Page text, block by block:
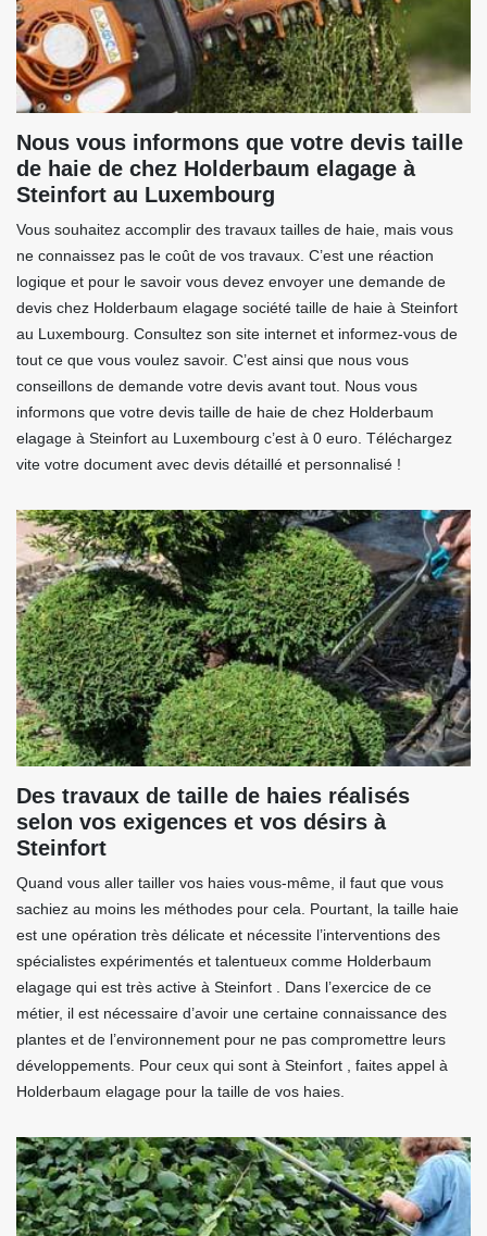
Nous vous informons que votre devis taille
de haie de chez Holderbaum elagage à
Steinfort au Luxembourg
Vous souhaitez accomplir des travaux tailles de haie, mais vous
ne connaissez pas le coût de vos travaux. C’est une réaction
logique et pour le savoir vous devez envoyer une demande de
devis chez Holderbaum elagage société taille de haie à Steinfort
au Luxembourg. Consultez son site internet et informez-vous de
tout ce que vous voulez savoir. C’est ainsi que nous vous
conseillons de demande votre devis avant tout. Nous vous
informons que votre devis taille de haie de chez Holderbaum
elagage à Steinfort au Luxembourg c’est à 0 euro. Téléchargez
vite votre document avec devis détaillé et personnalisé !
Des travaux de taille de haies réalisés
selon vos exigences et vos désirs à
Steinfort
Quand vous aller tailler vos haies vous-même, il faut que vous
sachiez au moins les méthodes pour cela. Pourtant, la taille haie
est une opération très délicate et nécessite l’interventions des
spécialistes expérimentés et talentueux comme Holderbaum
elagage qui est très active à Steinfort . Dans l’exercice de ce
métier, il est nécessaire d’avoir une certaine connaissance des
plantes et de l’environnement pour ne pas compromettre leurs
développements. Pour ceux qui sont à Steinfort , faites appel à
Holderbaum elagage pour la taille de vos haies.